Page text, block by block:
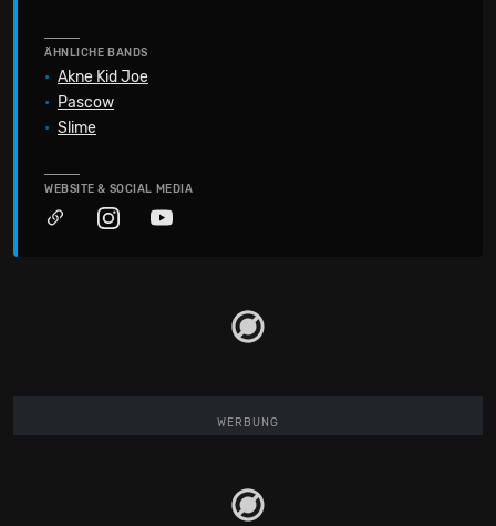
ÄHNLICHE BANDS
• Akne Kid Joe
• Pascow
• Slime
WEBSITE & SOCIAL MEDIA
WERBUNG